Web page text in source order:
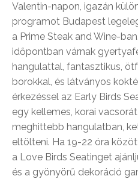
Valentin-napon, igazán
programot Budapest
a Prime Steak and Wine-
időpontban várnak
hangulattal, fantasztikus,
borokkal, és látványos
érkezéssel az Early Birds
egy kellemes, korai
meghittebb hangulatban,
eltölteni. Ha 19-22 óra
a Love Birds Seatinget
és a gyönyörű dekoráció